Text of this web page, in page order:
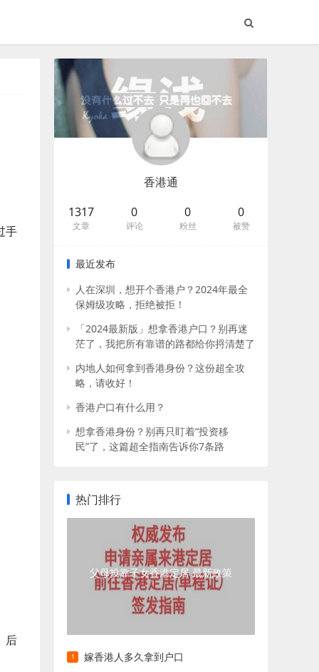
手
后
香港通
1317
文章
0
评论
0
粉丝
0
被赞
最近发布
人在深圳，想开个香港户？2024年最全
保姆级攻略，拒绝被拒！
「2024最新版」想拿香港户口？别再迷
茫了，我把所有靠谱的路都给你捋清楚了
内地人如何拿到香港身份？这份超全攻
略，请收好！
香港户口有什么用？
想拿香港身份？别再只盯着“投资移
民”了，这篇超全指南告诉你7条路
热门排行
父母投靠子女香港定居 最新政策
嫁香港人多久拿到户口